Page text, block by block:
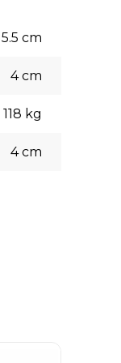
cm
4cm
118 kg
4cm